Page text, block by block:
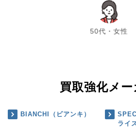
50代・女性
chevron_left chevron_right
買取強化メー
BIANCHI（ビアンキ）
ライ